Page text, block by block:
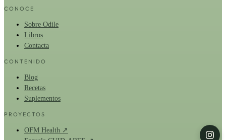
CONOCE
Sobre Odile
Libros
Contacta
CONTENIDO
Blog
Recetas
Suplementos
PROYECTOS
OFM Health ↗